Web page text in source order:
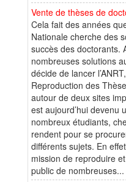
Vente de thèses de
Cela fait des années
Nationale cherche des
succès des doctorants.
nombreuses solutions
décide de lancer
Reproduction des
autour de deux sites
est aujourd’hui devenu
nombreux étudiants,
rendent pour se
différents sujets. En
mission de reproduire
public de nombreuses...